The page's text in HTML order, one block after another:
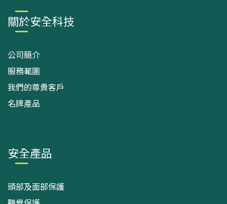
關於安全科技
公司簡介
服務範圍
我們的尊貴客戶
名牌產品
安全產品
頭部及面部保護